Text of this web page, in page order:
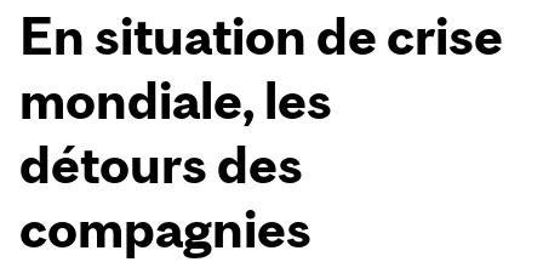
En situation de crise
mondiale, les
détours des
compagnies